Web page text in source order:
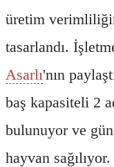
üretim
tasarlandı.
Asarlı'nın
baş kapasiteli 2
bulunuyor ve
hayvan sağılıyor.